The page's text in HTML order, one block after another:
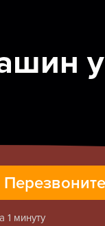
1 минуту